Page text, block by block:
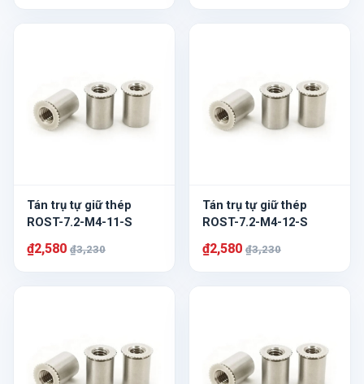
Tán trụ tự giữ thép
ROST-7.2-M4-11-S
₫2,580 ₫3,230
Tán trụ tự giữ thép
ROST-7.2-M4-12-S
₫2,580 ₫3,230